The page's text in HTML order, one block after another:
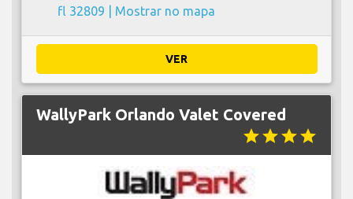
fl 32809 | Mostrar no mapa
VER
WallyPark Orlando Valet Covered
starstarstarstar